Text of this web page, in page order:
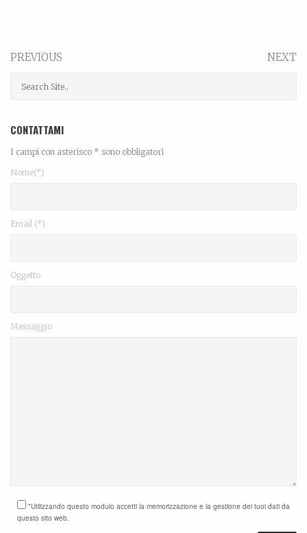
PREVIOUS NEXT
CONTATTAMI
I campi con asterisco * sono obbligatori
Nome(*)
Email (*)
Oggetto
Messaggio
*Utilizzando questo modulo accetti la memorizzazione e la gestione dei tuoi dati da
questo sito web.